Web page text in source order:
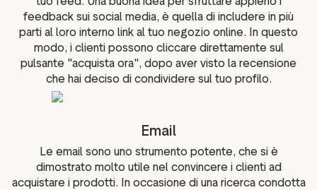
feedback sui social media, è quella di includere in più
parti al loro interno link al tuo negozio online. In questo
modo, i clienti possono cliccare direttamente sul
pulsante "acquista ora", dopo aver visto la recensione
che hai deciso di condividere sul tuo profilo.
Email
Le email sono uno strumento potente, che si è
dimostrato molto utile nel convincere i clienti ad
acquistare i prodotti. In occasione di una ricerca condotta